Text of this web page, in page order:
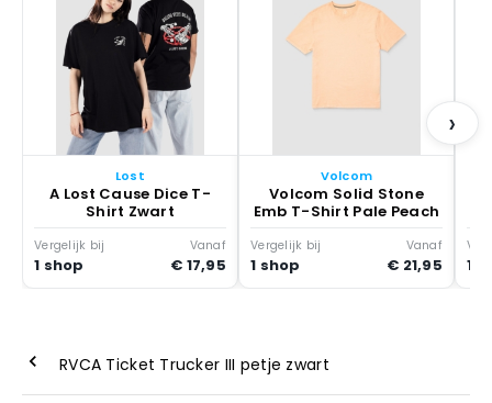
Lost
A Lost Cause Dice T-
Shirt Zwart
Vergelijk bij
1 shop
Vanaf
€ 17,95
Volcom
Volcom Solid Stone
Emb T-Shirt Pale Peach
Vergelijk bij
1 shop
Vanaf
€ 21,95 1
›
RVCA Ticket Trucker III petje zwart